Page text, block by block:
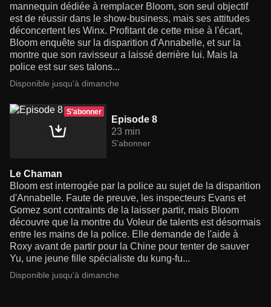
mannequin dédiée à remplacer Bloom, son seul objectif
est de réussir dans le show-business, mais ses attitudes
déconcertent les Winx. Profitant de cette mise à l'écart,
Bloom enquête sur la disparition d'Annabelle, et sur la
montre que son ravisseur a laissé derrière lui. Mais la
police est sur ses talons...
Disponible jusqu'à dimanche
S'abonner
Episode 8
23 min
S'abonner
Le Chaman
Bloom est interrogée par la police au sujet de la disparition
d'Annabelle. Faute de preuve, les inspecteurs Evans et
Gomez sont contraints de la laisser partir, mais Bloom
découvre que la montre du Voleur de talents est désormais
entre les mains de la police. Elle demande de l'aide à
Roxy avant de partir pour la Chine pour tenter de sauver
Yu, une jeune fille spécialiste du kung-fu...
Disponible jusqu'à dimanche